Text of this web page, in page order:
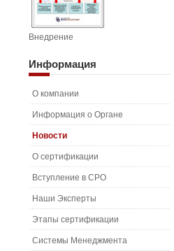
Внедрение
Информация
О компании
Информация о Органе
Новости
О сертификации
Вступление в СРО
Наши Эксперты
Этапы сертификации
Системы Менеджмента